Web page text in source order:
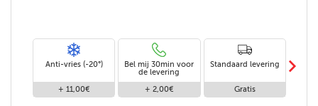
Anti-vries (-20°)
+ 11,00€
Bel mij 30min voor
de levering
+ 2,00€
Standaard levering
Gratis
m